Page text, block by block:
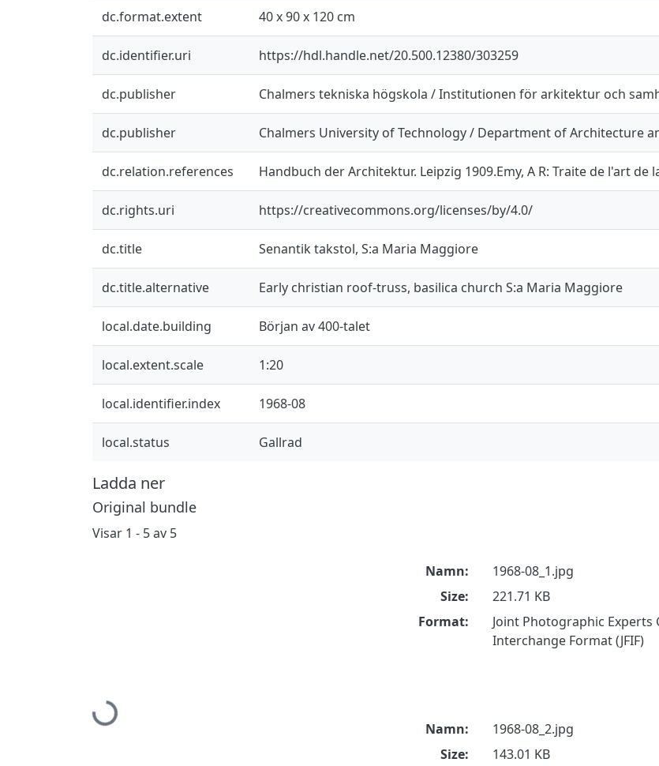
dc.format.extent 40 x 90 x 120 cm
dc.identifier.uri https://hdl.handle.net/20.500.12380/303259
dc.publisher Chalmers tekniska högskola / Institutionen för arkitektur och
dc.publisher Chalmers University of Technology / Department of Architecture
dc.relation.references Handbuch der Architektur. Leipzig 1909.Emy, A R: Traite de l'art de
dc.rights.uri https://creativecommons.org/licenses/by/4.0/
dc.title Senantik takstol, S:a Maria Maggiore
dc.title.alternative Early christian roof-truss, basilica church S:a Maria Maggiore
local.date.building Början av 400-talet
local.extent.scale 1:20
local.identifier.index 1968-08
local.status Gallrad
Ladda ner
Original bundle
Visar 1 - 5 av 5
Hämtar...
Namn:
1968-08_1.jpg
Size:
221.71 KB
Format:
Joint Photographic Experts
Interchange Format (JFIF)
Namn:
1968-08_2.jpg
Size:
143.01 KB